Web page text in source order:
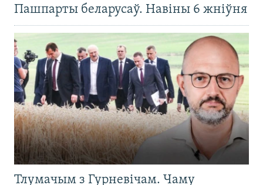
Пашпарты беларусаў. Навіны 6 жніўня
Тлумачым з Гурневічам. Чаму